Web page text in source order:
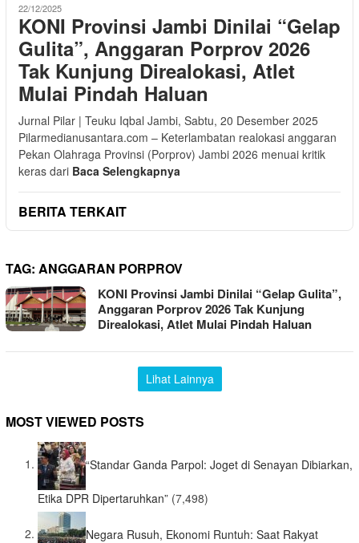
22/12/2025
KONI Provinsi Jambi Dinilai “Gelap
Gulita”, Anggaran Porprov 2026
Tak Kunjung Direalokasi, Atlet
Mulai Pindah Haluan
Jurnal Pilar | Teuku Iqbal Jambi, Sabtu, 20 Desember 2025
Pilarmedianusantara.com – Keterlambatan realokasi anggaran
Pekan Olahraga Provinsi (Porprov) Jambi 2026 menuai kritik
keras dari Baca Selengkapnya
BERITA TERKAIT
TAG: ANGGARAN PORPROV
KONI Provinsi Jambi Dinilai “Gelap Gulita”,
Anggaran Porprov 2026 Tak Kunjung
Direalokasi, Atlet Mulai Pindah Haluan
Lihat Lainnya
MOST VIEWED POSTS
“Standar Ganda Parpol: Joget di Senayan Dibiarkan,
Etika DPR Dipertaruhkan” (7,498)
Negara Rusuh, Ekonomi Runtuh: Saat Rakyat